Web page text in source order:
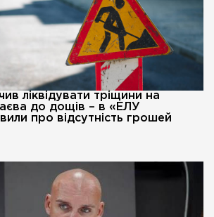
ліквідувати тріщини на
до дощів – в «ЕЛУ
про відсутність грошей